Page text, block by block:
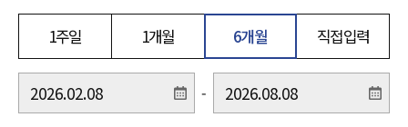
1주일 1개월 6개월 직접입력
-